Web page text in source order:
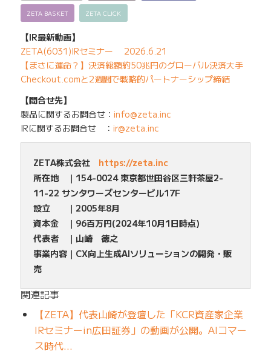
ZETA BASKET ZETA CLICK
【IR最新動画】
ZETA(6031)IRセミナー 2026.6.21
【まさに運命？】決済総額約50兆円のグローバル決済大手
Checkout.comと2週間で戦略的パートナーシップ締結
【問合せ先】
製品に関するお問合せ： info@zeta.inc
IRに関するお問合せ ： ir@zeta.inc
ZETA株式会社 https://zeta.inc
所在地 ｜154-0024 東京都世田谷区三軒茶屋2-
11-22 サンタワーズセンタービル17F
設立 ｜2005年8月
資本金 ｜96百万円(2024年10月1日時点)
代表者 ｜山崎 徳之
事業内容｜CX向上生成AIソリューションの開発・販
売
関連記事
【ZETA】代表山崎が登壇した「KCR資産家企業
IRセミナーin広田証券」の動画が公開。AIコマー
ス時代…